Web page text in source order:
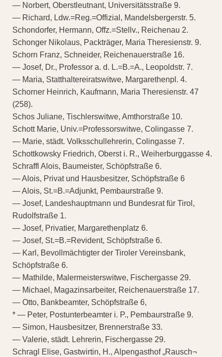
— Norbert, Oberstleutnant, Universitätsstraße 9.
— Richard, Ldw.=Reg.=Offizial, Mandelsbergerstr. 5.
Schondorfer, Hermann, Offz.=Stellv., Reichenau 2.
Schonger Nikolaus, Packträger, Maria Theresienstr. 9.
Schorn Franz, Schneider, Reichenauerstraße 16.
— Josef, Dr., Professor a. d. L.=B.=A., Leopoldstr. 7.
— Maria, Statthaltereiratswitwe, Margarethenpl. 4.
Schorner Heinrich, Kaufmann, Maria Theresienstr. 47
(258).
Schos Juliane, Tischlerswitwe, Amthorstraße 10.
Schott Marie, Univ.=Professorswitwe, Colingasse 7.
— Marie, städt. Volksschullehrerin, Colingasse 7.
Schottkowsky Friedrich, Oberst i. R., Weiherburggasse 4.
Schraffl Alois, Baumeister, Schöpfstraße 6.
— Alois, Privat und Hausbesitzer, Schöpfstraße 6
— Alois, St.=B.=Adjunkt, Pembaurstraße 9.
— Josef, Landeshauptmann und Bundesrat für Tirol,
Rudolfstraße 1.
— Josef, Privatier, Margarethenplatz 6.
— Josef, St.=B.=Revident, Schöpfstraße 6.
— Karl, Bevollmächtigter der Tiroler Vereinsbank,
Schöpfstraße 6.
— Mathilde, Malermeisterswitwe, Fischergasse 29.
— Michael, Magazinsarbeiter, Reichenauerstraße 17.
— Otto, Bankbeamter, Schöpfstraße 6,
* — Peter, Postunterbeamter i. P., Pembaurstraße 9.
— Simon, Hausbesitzer, Brennerstraße 33.
— Valerie, städt. Lehrerin, Fischergasse 29.
Schragl Elise, Gastwirtin, H., Alpengasthof „Rausch¬